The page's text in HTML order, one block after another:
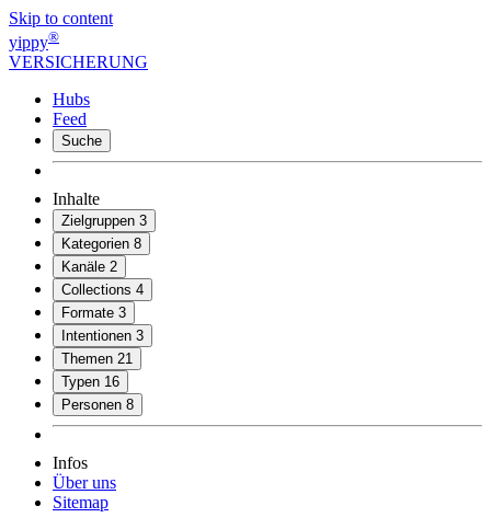
Skip to content
yippy®
VERSICHERUNG
Hubs
Feed
Suche
Inhalte
Zielgruppen 3
Kategorien 8
Kanäle 2
Collections 4
Formate 3
Intentionen 3
Themen 21
Typen 16
Personen 8
Infos
Über uns
Sitemap